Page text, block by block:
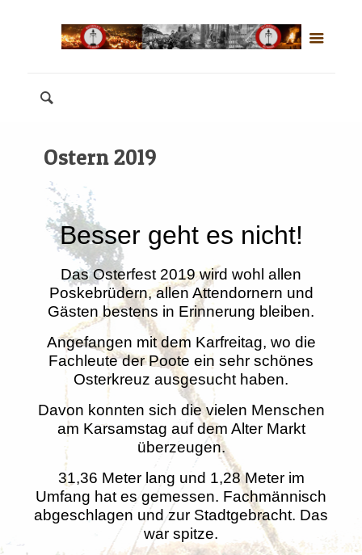
Ostern 2019
Besser geht es nicht!
Das Osterfest 2019 wird wohl allen
Poskebrüdern, allen Attendornern und
Gästen bestens in Erinnerung bleiben.
Angefangen mit dem Karfreitag, wo die
Fachleute der Poote ein sehr schönes
Osterkreuz ausgesucht haben.
Davon konnten sich die vielen Menschen
am Karsamstag auf dem Alter Markt
überzeugen.
31,36 Meter lang und 1,28 Meter im
Umfang hat es gemessen. Fachmännisch
abgeschlagen und zur Stadtgebracht. Das
war spitze.